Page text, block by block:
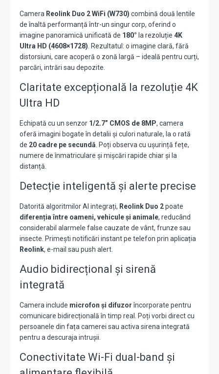
Camera Reolink Duo 2 WiFi (W730) combină două lentile
de înaltă performanță într-un singur corp, oferind o
imagine panoramică unificată de 180° la rezoluție 4K
Ultra HD (4608×1728). Rezultatul: o imagine clară, fără
distorsiuni, care acoperă o zonă largă – ideală pentru curți,
parcări, intrări sau depozite.
Claritate excepțională la rezoluție 4K
Ultra HD
Echipată cu un senzor 1/2.7” CMOS de 8MP, camera
oferă imagini bogate în detalii și culori naturale, la o rată
de 20 cadre pe secundă. Poți observa cu ușurință fețe,
numere de înmatriculare și mișcări rapide chiar și la
distanță.
Detecție inteligentă și alerte precise
Datorită algoritmilor AI integrați, Reolink Duo 2poate
diferenția între oameni, vehicule și animale, reducând
considerabil alarmele false cauzate de vânt, frunze sau
insecte. Primești notificări instant pe telefon prin aplicația
Reolink, e-mail sau push alert.
Audio bidirecțional și sirenă
integrată
Camera include microfon și difuzorîncorporate pentru
comunicare bidirecțională în timp real. Poți vorbi direct cu
persoanele din fața camerei sau activa sirena integrată
pentru a descuraja intrușii.
Conectivitate Wi-Fi dual-band și